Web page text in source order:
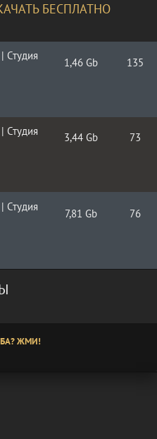
БЕСПЛАТНО
Студия
1,46 Gb 135
Студия
3,44 Gb 73
Студия
7,81 Gb 76
ЖМИ!